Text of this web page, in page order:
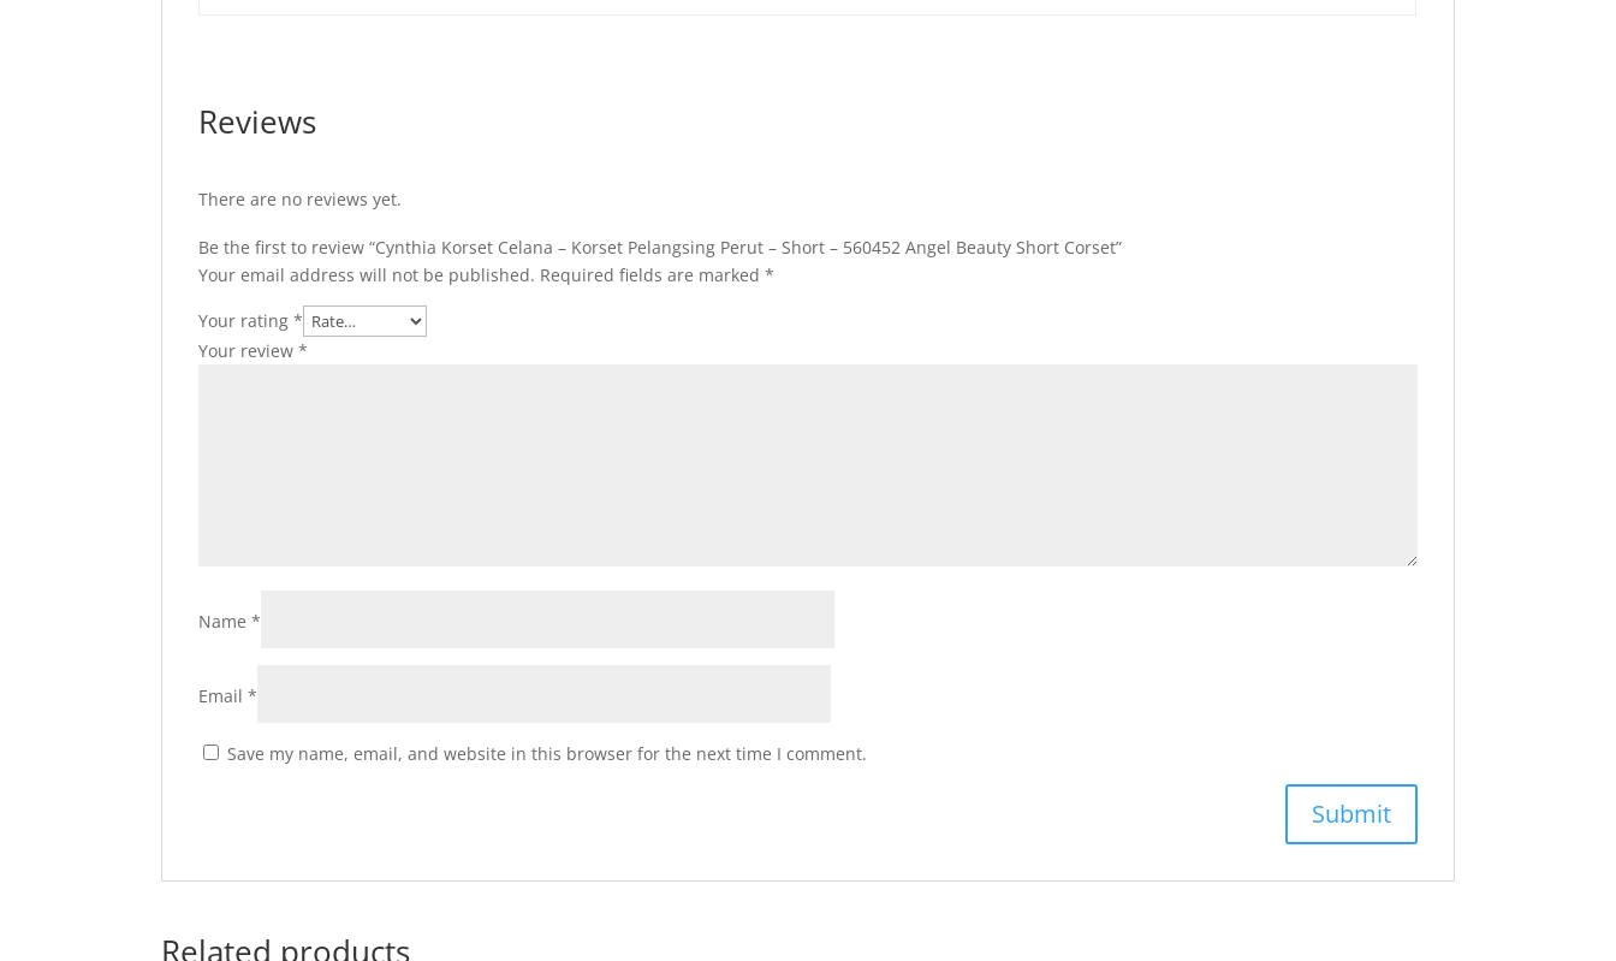
Reviews
There are no reviews yet.
Be the first to review “Cynthia Korset Celana – Korset Pelangsing Perut – Short – 560452 Angel Beauty Short Corset”
Your email address will not be published. Required fields are marked*
Your rating*
Your review*
Name*
Email*
Save my name, email, and website in this browser for the next time I comment.
Related products